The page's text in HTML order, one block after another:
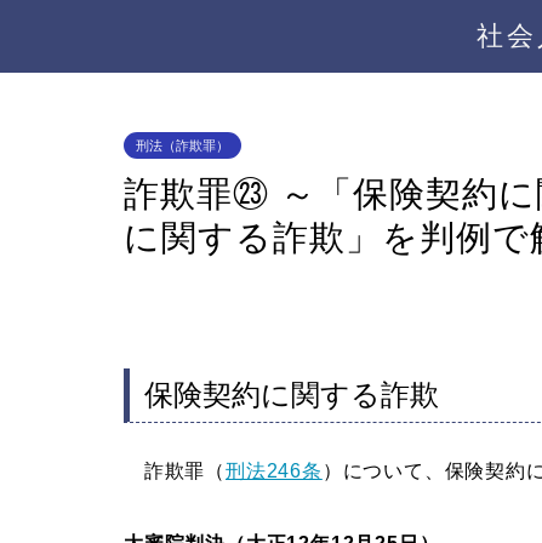
社
刑法（詐欺罪）
詐欺罪㉓ ～「保険契約
に関する詐欺」を判例で
保険契約に関する詐欺
詐欺罪（刑法246条 ）について、保険契約